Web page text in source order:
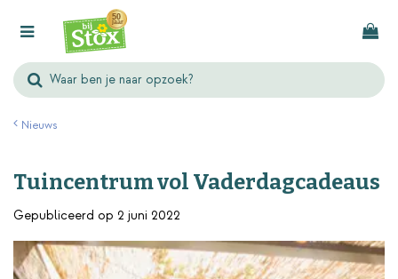
Nieuws
Tuincentrum vol Vaderdagcadeaus
Gepubliceerd op 2 juni 2022